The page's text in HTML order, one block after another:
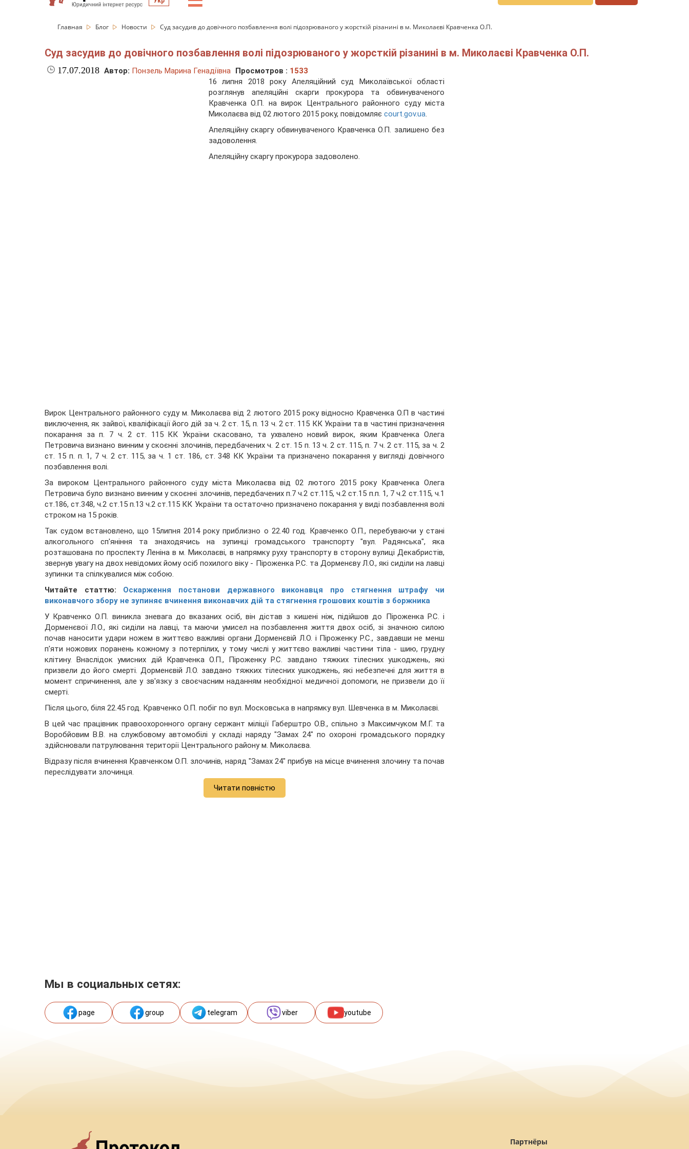
Главная Блог Новости Суд засудив до довічного позбавлення волі підозрюваного у жорсткій різанині в м. Миколаєві Кравченка О.П.
Суд засудив до довічного позбавлення волі підозрюваного у жорсткій різанині в м. Миколаєві Кравченка О.П.
17.07.2018 Автор: Понзель Марина Генадіївна Просмотров : 1533
16 липня 2018 року Апеляційний суд Миколаївської області
розглянув апеляційні скарги прокурора та обвинуваченого
Кравченка О.П. на вирок Центрального районного суду міста
Миколаєва від 02 лютого 2015 року, повідомляє court.gov.ua.
Апеляційну скаргу обвинуваченого Кравченка О.П. залишено без
задоволення.
Апеляційну скаргу прокурора задоволено.
Вирок Центрального районного суду м. Миколаєва від 2 лютого 2015 року відносно Кравченка О.П в частині
виключення, як зайвої, кваліфікації його дій за ч. 2 ст. 15, п. 13 ч. 2 ст. 115 КК України та в частині призначення
покарання за п. 7 ч. 2 ст. 115 КК України скасовано, та ухвалено новий вирок, яким Кравченка Олега
Петровича визнано винним у скоєнні злочинів, передбачених ч. 2 ст. 15 п. 13 ч. 2 ст. 115, п. 7 ч. 2 ст. 115, за ч. 2
ст. 15 п. п. 1, 7 ч. 2 ст. 115, за ч. 1 ст. 186, ст. 348 КК України та призначено покарання у вигляді довічного
позбавлення волі.
За вироком Центрального районного суду міста Миколаєва від 02 лютого 2015 року Кравченка Олега
Петровича було визнано винним у скоєнні злочинів, передбачених п.7 ч.2 ст.115, ч.2 ст.15 п.п. 1, 7 ч.2 ст.115, ч.1
ст.186, ст.348, ч.2 ст.15 п.13 ч.2 ст.115 КК України та остаточно призначено покарання у виді позбавлення волі
строком на 15 років.
Так судом встановлено, що 15липня 2014 року приблизно о 22.40 год. Кравченко О.П., перебуваючи у стані
алкогольного сп'яніння та знаходячись на зупинці громадського транспорту "вул. Радянська", яка
розташована по проспекту Леніна в м. Миколаєві, в напрямку руху транспорту в сторону вулиці Декабристів,
звернув увагу на двох невідомих йому осіб похилого віку - Піроженка Р.С. та Дорменєву Л.О., які сиділи на лавці
зупинки та спілкувалися між собою.
Читайте статтю: Оскарження постанови державного виконавця про стягнення штрафу чи
виконавчого збору не зупиняє вчинення виконавчих дій та стягнення грошових коштів з боржника
У Кравченко О.П. виникла зневага до вказаних осіб, він дістав з кишені ніж, підійшов до Піроженка Р.С. і
Дорменєвої Л.О., які сиділи на лавці, та маючи умисел на позбавлення життя двох осіб, зі значною силою
почав наносити удари ножем в життєво важливі органи Дорменєвій Л.О. і Піроженку Р.С., завдавши не менш
п'яти ножових поранень кожному з потерпілих, у тому числі у життєво важливі частини тіла - шию, грудну
клітину. Внаслідок умисних дій Кравченка О.П., Піроженку Р.С. завдано тяжких тілесних ушкоджень, які
призвели до його смерті. Дорменєвій Л.О. завдано тяжких тілесних ушкоджень, які небезпечні для життя в
момент спричинення, але у зв'язку з своєчасним наданням необхідної медичної допомоги, не призвели до її
смерті.
Після цього, біля 22.45 год. Кравченко О.П. побіг по вул. Московська в напрямку вул. Шевченка в м. Миколаєві.
В цей час працівник правоохоронного органу сержант міліції Габерштро О.В., спільно з Максимчуком М.Г. та
Воробйовим В.В. на службовому автомобілі у складі наряду "Замах 24" по охороні громадського порядку
здійснювали патрулювання території Центрального району м. Миколаєва.
Відразу після вчинення Кравченком О.П. злочинів, наряд "Замах 24" прибув на місце вчинення злочину та почав
переслідувати злочинця.
Читати повністю
Мы в социальных сетях:
page group telegram viber youtube
Партнёры